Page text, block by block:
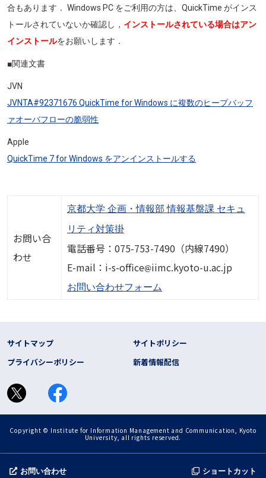
合もあります． Windows PC をご利用の方は、QuickTime がインス
トールされていないか確認し， インストールされている場合はアン
インストールをお願いします．
■関連文書
JVN
JVNTA#92371676 QuickTime for Windows に複数のヒープバッフ
ァオーバフローの脆弱性
Apple
QuickTime 7 for Windows をアンインストールする
お問い合
わせ
京都大学 企画・情報部 情報基盤課 セキュ
リティ対策掛
電話番号：075-753-7490（内線7490）
E-mail：i-s-office画像iimc.kyoto-u.ac.jp
お問い合わせフォーム
お問い合わせ ショートカット
フッター リンク
サイトマップ
サイトポリシー
プライバシーポリシー
新着情報配信
Copyright © Institute for Information Management and Communication, Kyoto
University, all rights reserved.